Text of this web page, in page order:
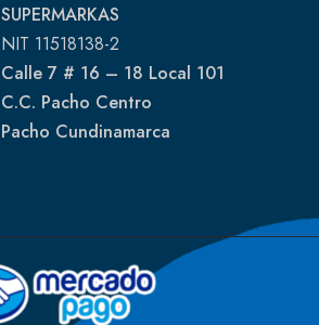
SUPERMARKAS
NIT 11518138-2
Calle 7 # 16 – 18 Local 101
C.C. Pacho Centro
Pacho Cundinamarca